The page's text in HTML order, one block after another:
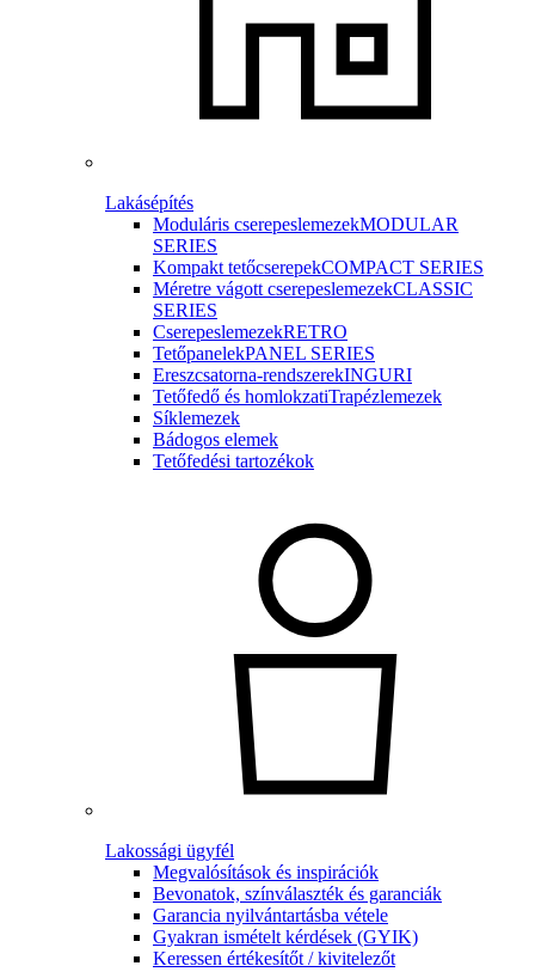
Lakásépítés
Moduláris cserepeslemezekMODULAR
SERIES
Kompakt tetőcserepekCOMPACT SERIES
Méretre vágott cserepeslemezekCLASSIC
SERIES
CserepeslemezekRETRO
TetőpanelekPANEL SERIES
Ereszcsatorna-rendszerekINGURI
Tetőfedő és homlokzatiTrapézlemezek
Síklemezek
Bádogos elemek
Tetőfedési tartozékok
Lakossági ügyfél
Megvalósítások és inspirációk
Bevonatok, színválaszték és garanciák
Garancia nyilvántartásba vétele
Gyakran ismételt kérdések (GYIK)
Keressen értékesítőt / kivitelezőt